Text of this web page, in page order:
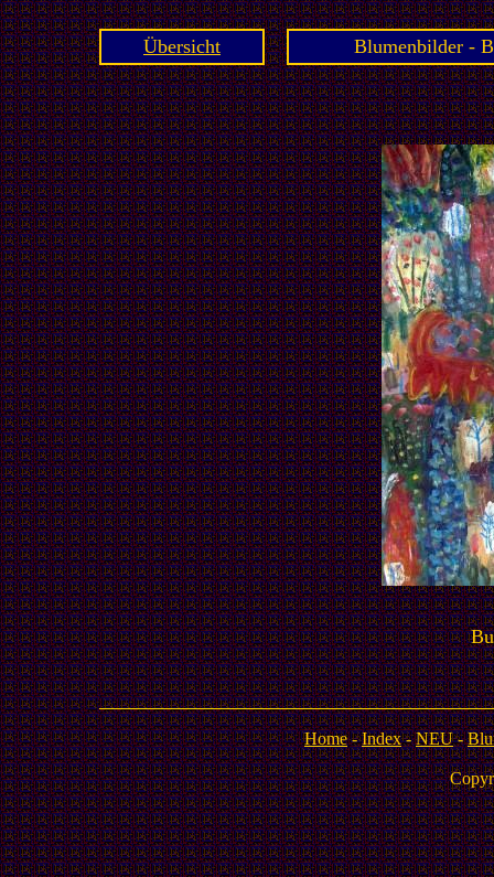
Übersicht Blumenbilder -
Home-Index-NEU-